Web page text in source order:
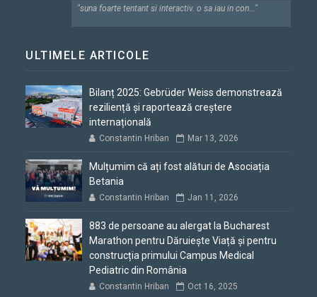
"suna foarte tentant si interactiv. o sa iau in con..."
ULTIMELE ARTICOLE
Bilanț 2025: Gebrüder Weiss demonstrează
reziliență și raportează creștere
internațională
Constantin Hriban Mar 13, 2026
Mulțumim că ați fost alături de Asociația
Betania
Constantin Hriban Jan 11, 2026
883 de persoane au alergat la Bucharest
Marathon pentru Dăruiește Viață și pentru
construcția primului Campus Medical
Pediatric din România
Constantin Hriban Oct 16, 2025